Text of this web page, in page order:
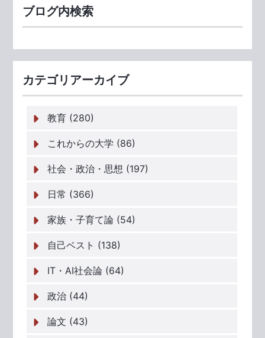
ブログ内検索
カテゴリアーカイブ
教育 (280)
これからの大学 (86)
社会・政治・思想 (197)
日常 (366)
家族・子育て論 (54)
自己ベスト (138)
IT・AI社会論 (64)
政治 (44)
論文 (43)